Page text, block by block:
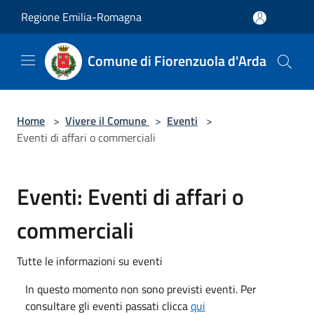
Regione Emilia-Romagna
Comune di Fiorenzuola d'Arda
Home > Vivere il Comune > Eventi >
Eventi di affari o commerciali
Eventi: Eventi di affari o
commerciali
Tutte le informazioni su eventi
In questo momento non sono previsti eventi. Per
consultare gli eventi passati cliccaqui